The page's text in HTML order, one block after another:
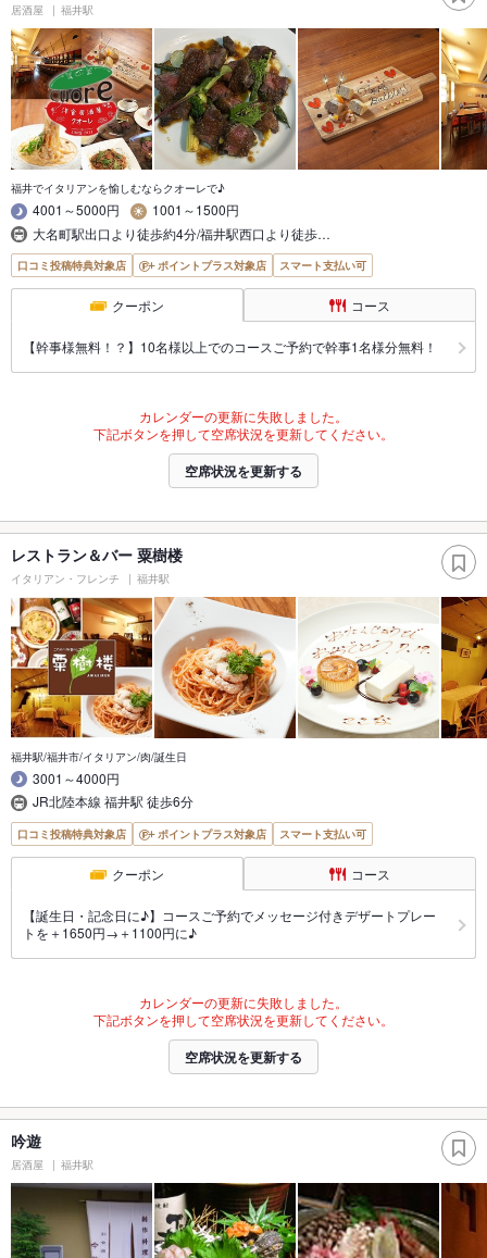
居酒屋 福井駅
福井でイタリアンを愉しむならクオーレで♪
4001～5000円
1001～1500円
大名町駅出口より徒歩約4分/福井駅西口より徒歩…
口コミ投稿特典対象店 ポイントプラス対象店 スマート支払い可
クーポン コース
【幹事様無料！？】10名様以上でのコースご予約で幹事1名様分無料！
カレンダーの更新に失敗しました。
下記ボタンを押して空席状況を更新してください。
空席状況を更新する
レストラン＆バー 粟樹楼
イタリアン・フレンチ 福井駅
福井駅/福井市/イタリアン/肉/誕生日
3001～4000円
JR北陸本線 福井駅 徒歩6分
口コミ投稿特典対象店 ポイントプラス対象店 スマート支払い可
クーポン コース
【誕生日・記念日に♪】コースご予約でメッセージ付きデザートプレー
トを＋1650円→＋1100円に♪
カレンダーの更新に失敗しました。
下記ボタンを押して空席状況を更新してください。
空席状況を更新する
吟遊
居酒屋 福井駅